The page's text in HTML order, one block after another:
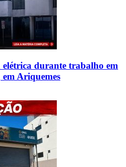
elétrica durante trabalho em
Ariquemes